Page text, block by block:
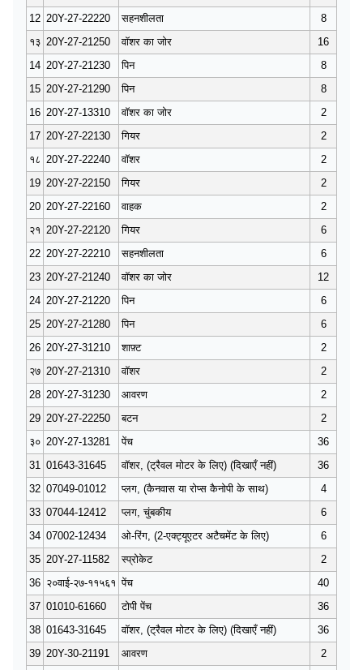
12 20Y-27-22220 सहनशीलता
8
१३ 20Y-27-21250 वॉशर का जोर
16
14 20Y-27-21230 पिन
8
15 20Y-27-21290 पिन
8
16 20Y-27-13310 वॉशर का जोर
2
17 20Y-27-22130 गियर
2
१८ 20Y-27-22240 वॉशर
2
19 20Y-27-22150 गियर
2
20 20Y-27-22160 वाहक
2
२१ 20Y-27-22120 गियर
6
22 20Y-27-22210 सहनशीलता
6
23 20Y-27-21240 वॉशर का जोर
12
24 20Y-27-21220 पिन
6
25 20Y-27-21280 पिन
6
26 20Y-27-31210 शाफ़्ट
2
२७ 20Y-27-21310 वॉशर
2
28 20Y-27-31230 आवरण
2
29 20Y-27-22250 बटन
2
३० 20Y-27-13281 पेंच
36
31 01643-31645 वॉशर, (ट्रैवल मोटर के लिए) (दिखाएँ नहीं)
36
32 07049-01012 प्लग, (कैनवास या रोप्स कैनोपी के साथ)
4
33 07044-12412 प्लग, चुंबकीय
6
34 07002-12434 ओ-रिंग, (2-एक्ट्यूएटर अटैचमेंट के लिए)
6
35 20Y-27-11582 स्प्रोकेट
2
36 २०वाई-२७-११५६१ पेंच
40
37 01010-61660 टोपी पेंच
36
38 01643-31645 वॉशर, (ट्रैवल मोटर के लिए) (दिखाएँ नहीं)
36
39 20Y-30-21191 आवरण
2